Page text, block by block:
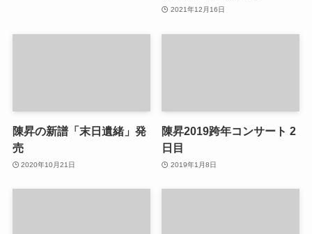
2021年12月16日
陳昇の新譜「末日遺緒」発
売
2020年10月21日
陳昇2019跨年コンサート 2
日目
2019年1月8日